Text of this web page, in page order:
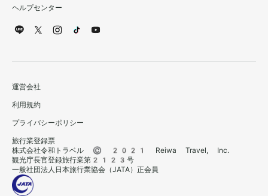
ヘルプセンター
運営会社
利用規約
プライバシーポリシー
旅行業登録票
株式会社令和トラベル © 2021 Reiwa Travel, Inc.
観光庁長官登録旅行業第2123号
一般社団法人日本旅行業協会（JATA）正会員